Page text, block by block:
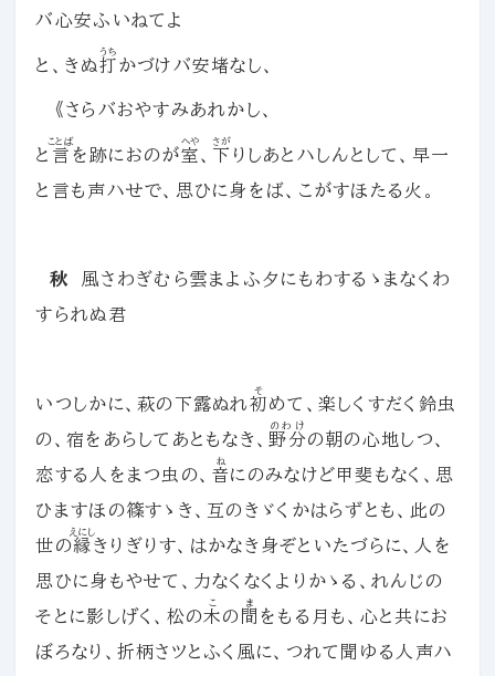
バ心安ふいねてよ
と、きぬ打
うち
かづけバ安堵なし、
《さらバおやすみあれかし、
と 言
ことば
を跡におのが室
へや
、 下
さが
りしあとハしんとして、早一
と言も声ハせで、思ひに身をば、こがすほたる火。
秋 風さわぎむら雲まよふ夕にもわするゝまなくわ
すられぬ君
いつしかに、萩の下露ぬれ初
そ
めて、楽しくすだく鈴虫
の、宿をあらしてあともなき、野分
のわけ
の朝の心地しつ、
恋する人をまつ虫の、 音
ね
にのみなけど甲斐もなく、思
ひますほの篠すゝき、互のきゞくかはらずとも、此の
世の縁
えにし
きりぎりす、はかなき身ぞといたづらに、人を
思ひに身もやせて、力なくなくよりかゝる、れんじの
そとに影しげく、松の木
こ
の 間
ま
をもる月も、心と共にお
ぼろなり、折柄さツとふく風に、つれて聞ゆる人声ハ